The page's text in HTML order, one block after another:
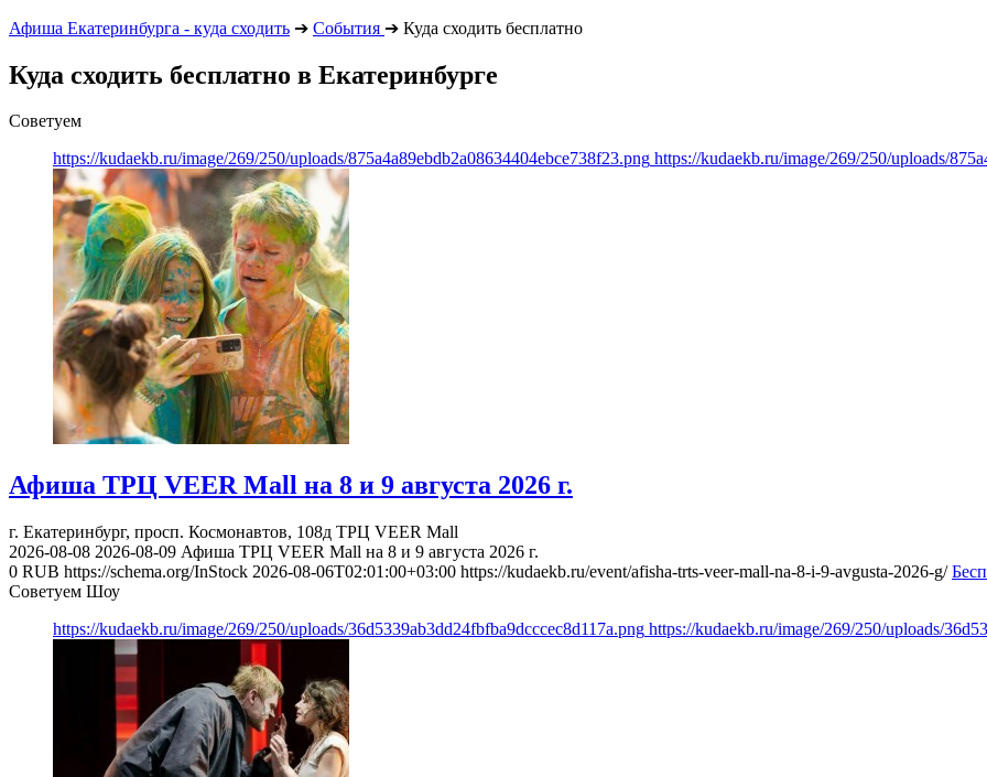
Афиша Екатеринбурга - куда сходить ➔ События ➔ Куда сходить бесплатно
Куда сходить бесплатно в Екатеринбурге
Советуем
https://kudaekb.ru/image/269/250/uploads/875a4a89ebdb2a08634404ebce738f23.png https://kudaekb.ru/image/269/250/uploads/
Афиша ТРЦ VEER Mall на 8 и 9 августа 2026 г.
г. Екатеринбург, просп. Космонавтов, 108д ТРЦ VEER Mall
2026-08-08 2026-08-09 Афиша ТРЦ VEER Mall на 8 и 9 августа 2026 г.
0 RUB https://schema.org/InStock 2026-08-06T02:01:00+03:00 https://kudaekb.ru/event/afisha-trts-veer-mall-na-8-i-9-avgusta-2026-g/
Советуем Шоу
https://kudaekb.ru/image/269/250/uploads/36d5339ab3dd24fbfba9dcccec8d117a.png https://kudaekb.ru/image/269/250/uploads/